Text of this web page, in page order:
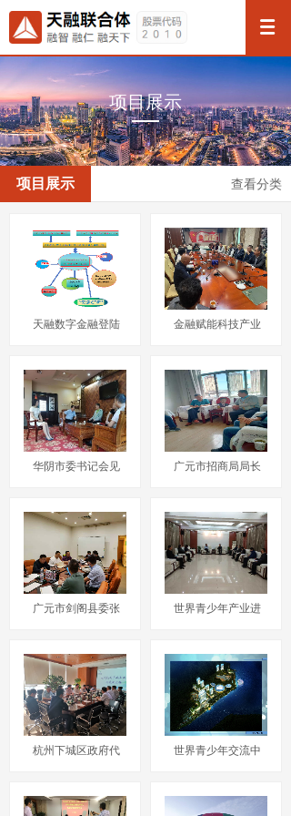
项目展示
查看分类
项目展示
天融数字金融登陆 金融赋能科技产业
华阴市委书记会见 广元市招商局局长
广元市剑阁县委张 世界青少年产业进
杭州下城区政府代 世界青少年交流中